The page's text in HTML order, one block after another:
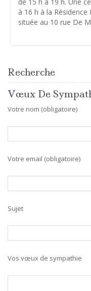
à 16 h à la
située au 10 rue De
Recherche
Vœux De
Votre nom (obligatoire)
Votre email (obligatoire)
Sujet
Vos vœux de sympathie